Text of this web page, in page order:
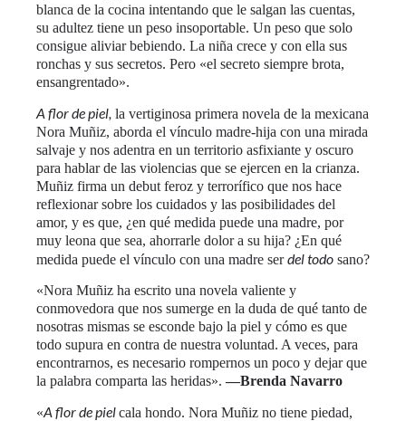
blanca de la cocina intentando que le salgan las cuentas,
su adultez tiene un peso insoportable. Un peso que solo
consigue aliviar bebiendo. La niña crece y con ella sus
ronchas y sus secretos. Pero «el secreto siempre brota,
ensangrentado».
A flor de piel, la vertiginosa primera novela de la mexicana
Nora Muñiz, aborda el vínculo madre-hija con una mirada
salvaje y nos adentra en un territorio asfixiante y oscuro
para hablar de las violencias que se ejercen en la crianza.
Muñiz firma un debut feroz y terrorífico que nos hace
reflexionar sobre los cuidados y las posibilidades del
amor, y es que, ¿en qué medida puede una madre, por
muy leona que sea, ahorrarle dolor a su hija? ¿En qué
medida puede el vínculo con una madre serdel todo sano?
«Nora Muñiz ha escrito una novela valiente y
conmovedora que nos sumerge en la duda de qué tanto de
nosotras mismas se esconde bajo la piel y cómo es que
todo supura en contra de nuestra voluntad. A veces, para
encontrarnos, es necesario rompernos un poco y dejar que
la palabra comparta las heridas».—Brenda Navarro
«A flor de pielcala hondo. Nora Muñiz no tiene piedad,